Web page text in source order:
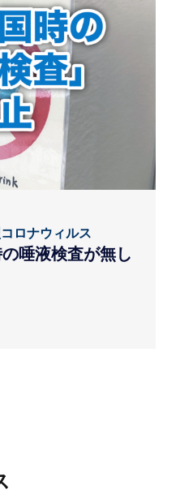
ロナウィルス
唾液検査が無し